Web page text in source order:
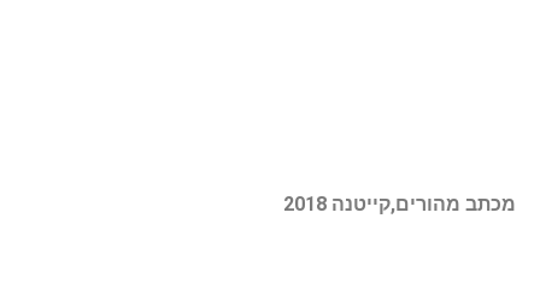
מכתב מהורים,קייטנה 2018